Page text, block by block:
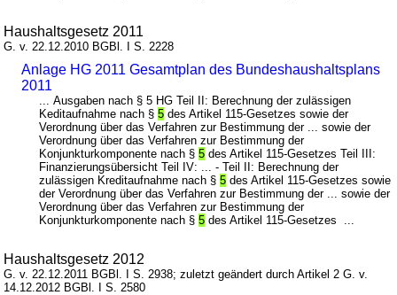
Haushaltsgesetz 2011
G. v. 22.12.2010 BGBl. I S. 2228
Anlage HG 2011 Gesamtplan des Bundeshaushaltsplans
2011
... Ausgaben nach § 5 HG Teil II: Berechnung der zulässigen
Keditaufnahme nach §5 des Artikel 115-Gesetzes sowie der
Verordnung über das Verfahren zur Bestimmung der ... sowie der
Verordnung über das Verfahren zur Bestimmung der
Konjunkturkomponente nach §5 des Artikel 115-Gesetzes Teil III:
Finanzierungsübersicht Teil IV: ... - Teil II: Berechnung der
zulässigen Kreditaufnahme nach §5 des Artikel 115-Gesetzes sowie
der Verordnung über das Verfahren zur Bestimmung der ... sowie der
Verordnung über das Verfahren zur Bestimmung der
Konjunkturkomponente nach §5 des Artikel 115-Gesetzes ...
Haushaltsgesetz 2012
G. v. 22.12.2011 BGBl. I S. 2938; zuletzt geändert durch Artikel 2 G. v.
14.12.2012 BGBl. I S. 2580